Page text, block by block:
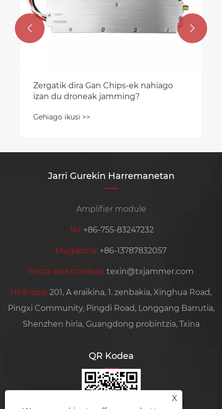
Zergatik dira Gan Chips-ek nahiago
izan du droneak jamming?
Gehiago ikusi >>
 
Jarri Gurekin Harremanetan
Amplifier module
Tel: +86-755-83247232
Mugikorra: +86-13787832057
Posta elektronikoa: texin@txjammer.com
Helbidea: 201, A eraikina, 1. zenbakia, Xinghua Road,
Pingxi Community, Pingdi Road, Longgang Barrutia,
Shenzhen hiria, Guangdong probintzia, Txina
QR Kodea
X